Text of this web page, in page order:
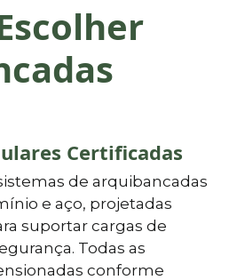
Certificadas
de arquibancadas
e aço, projetadas
suportar cargas de
Todas as
conforme